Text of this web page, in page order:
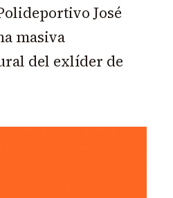
José
masiva
del exlíder de